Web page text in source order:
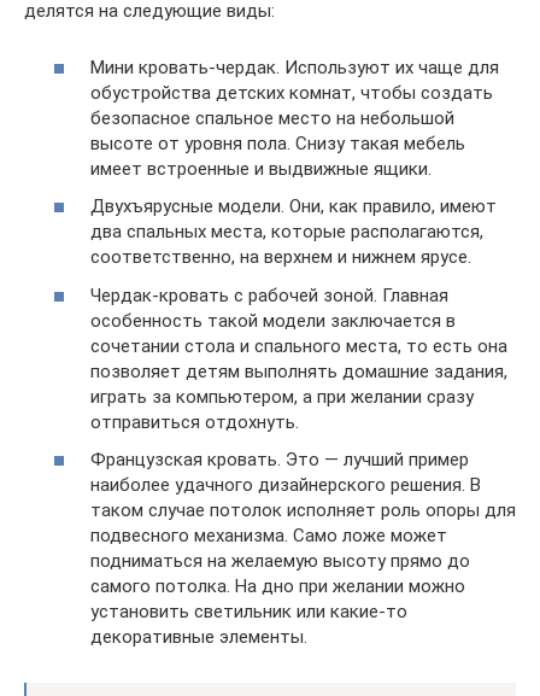
делятся на следующие виды:
Мини кровать-чердак. Используют их чаще для
обустройства детских комнат, чтобы создать
безопасное спальное место на небольшой
высоте от уровня пола. Снизу такая мебель
имеет встроенные и выдвижные ящики.
Двухъярусные модели. Они, как правило, имеют
два спальных места, которые располагаются,
соответственно, на верхнем и нижнем ярусе.
Чердак-кровать с рабочей зоной. Главная
особенность такой модели заключается в
сочетании стола и спального места, то есть она
позволяет детям выполнять домашние задания,
играть за компьютером, а при желании сразу
отправиться отдохнуть.
Французская кровать. Это — лучший пример
наиболее удачного дизайнерского решения. В
таком случае потолок исполняет роль опоры для
подвесного механизма. Само ложе может
подниматься на желаемую высоту прямо до
самого потолка. На дно при желании можно
установить светильник или какие-то
декоративные элементы.